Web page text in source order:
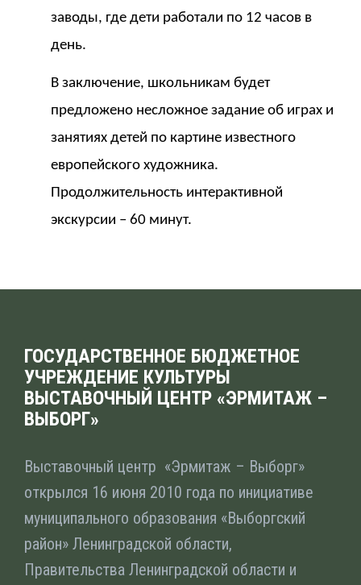
заводы, где дети работали по 12 часов в
день.
В заключение, школьникам будет
предложено несложное задание об играх и
занятиях детей по картине известного
европейского художника.
Продолжительность интерактивной
экскурсии – 60 минут.
ГОСУДАРСТВЕННОЕ БЮДЖЕТНОЕ
УЧРЕЖДЕНИЕ КУЛЬТУРЫ
ВЫСТАВОЧНЫЙ ЦЕНТР «ЭРМИТАЖ –
ВЫБОРГ»
Выставочный центр «Эрмитаж – Выборг»
открылся 16 июня 2010 года по инициативе
муниципального образования «Выборгский
район» Ленинградской области,
Правительства Ленинградской области и